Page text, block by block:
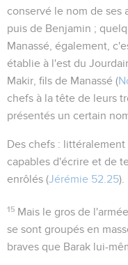
conservé le nom de ses
puis de Benjamin ;
Manassé, également,
établie à l'est du
Makir , fils de Manassé (
chefs à la tête de leurs
présentés un certain
Des chefs : littéralement
capables d'écrire et de
enrôlés (Jérémie 52.25).
15 Mais le gros de
se sont groupés en
braves que Barak lui-